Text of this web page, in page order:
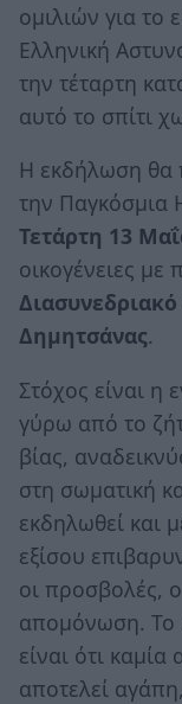
ομιλιών για το
Ελληνική
την τέταρτη
αυτό το σπίτι
Η εκδήλωση θα
την Παγκόσμια
Τετάρτη 13
οικογένειες
Διασυνεδριακό
Δημητσάνας.
Στόχος είναι η
γύρω από το
βίας,
στη σωματική
εκδηλωθεί και
εξίσου
οι προσβολές,
απομόνωση. Το
είναι ότι
αποτελεί